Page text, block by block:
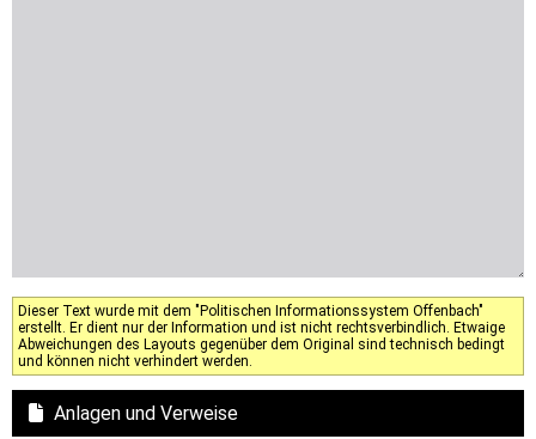
Dieser Text wurde mit dem "Politischen Informationssystem Offenbach"
erstellt. Er dient nur der Information und ist nicht rechtsverbindlich. Etwaige
Abweichungen des Layouts gegenüber dem Original sind technisch bedingt
und können nicht verhindert werden.
Anlagen und Verweise